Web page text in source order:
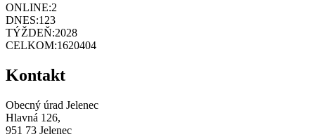
ONLINE:2
DNES:123
TÝŽDEŇ:2028
CELKOM:1620404
Kontakt
Obecný úrad Jelenec
Hlavná 126,
951 73 Jelenec